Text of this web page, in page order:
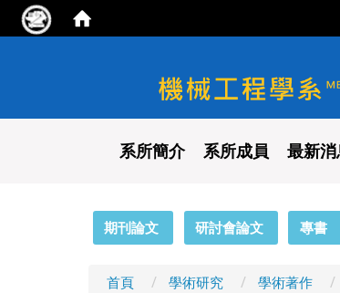
國立陽明交通大學
系所簡介 系所成員 最新消
期刊論文 研討會論文 專書
首頁 學術研究 學術著作